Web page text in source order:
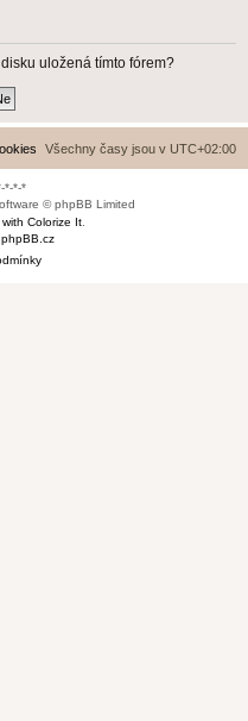
uložená tímto fórem?
Všechny časy jsou v UTC+02:00
*-*-*
© phpBB Limited
Colorize It
phpBB.cz